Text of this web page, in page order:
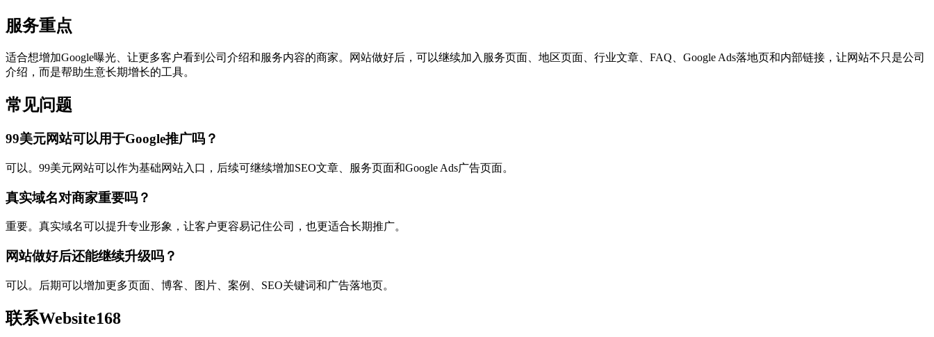
服务重点
适合想增加Google曝光、让更多客户看到公司介绍和服务内容的商家。网站做好后，可以继续加入服务页面、地区页面、行业文章、FAQ、Google Ads落地页和内部链接，让网站不只是公司
介绍，而是帮助生意长期增长的工具。
常见问题
99美元网站可以用于Google推广吗？
可以。99美元网站可以作为基础网站入口，后续可继续增加SEO文章、服务页面和Google Ads广告页面。
真实域名对商家重要吗？
重要。真实域名可以提升专业形象，让客户更容易记住公司，也更适合长期推广。
网站做好后还能继续升级吗？
可以。后期可以增加更多页面、博客、图片、案例、SEO关键词和广告落地页。
联系Website168